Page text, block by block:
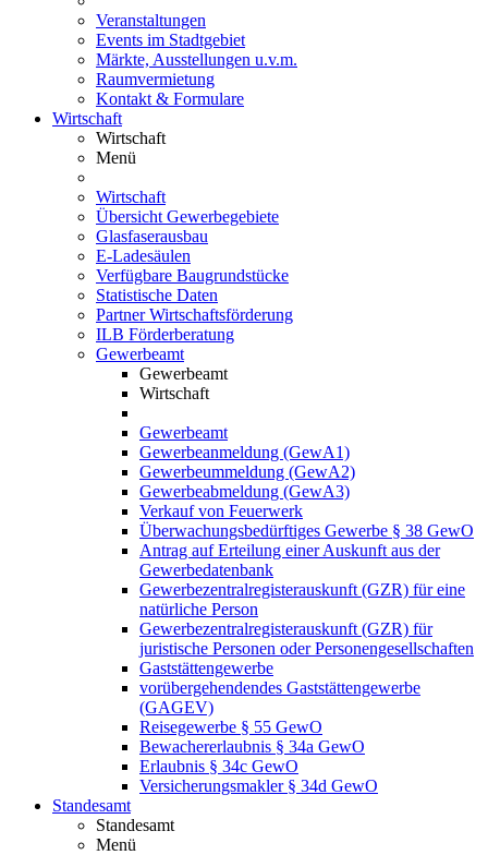
Veranstaltungen
Events im Stadtgebiet
Märkte, Ausstellungen u.v.m.
Raumvermietung
Kontakt & Formulare
Wirtschaft
Wirtschaft
Menü
Wirtschaft
Übersicht Gewerbegebiete
Glasfaserausbau
E-Ladesäulen
Verfügbare Baugrundstücke
Statistische Daten
Partner Wirtschaftsförderung
ILB Förderberatung
Gewerbeamt
Gewerbeamt
Wirtschaft
Gewerbeamt
Gewerbeanmeldung (GewA1)
Gewerbeummeldung (GewA2)
Gewerbeabmeldung (GewA3)
Verkauf von Feuerwerk
Überwachungsbedürftiges Gewerbe § 38 GewO
Antrag auf Erteilung einer Auskunft aus der
Gewerbedatenbank
Gewerbezentralregisterauskunft (GZR) für eine
natürliche Person
Gewerbezentralregisterauskunft (GZR) für
juristische Personen oder Personengesellschaften
Gaststättengewerbe
vorübergehendendes Gaststättengewerbe
(GAGEV)
Reisegewerbe § 55 GewO
Bewachererlaubnis § 34a GewO
Erlaubnis § 34c GewO
Versicherungsmakler § 34d GewO
Standesamt
Standesamt
Menü